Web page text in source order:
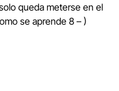
queda meterse en el
se aprende 8 – )